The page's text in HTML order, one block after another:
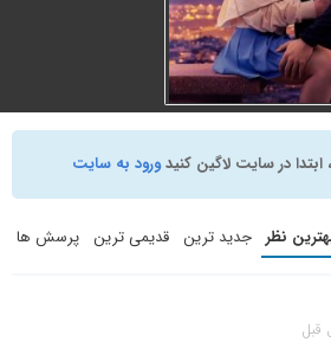
Through My
در سایت لاگین کنیدورود به سایت
نظر جدید ترین قدیمی ترین پرسش ها